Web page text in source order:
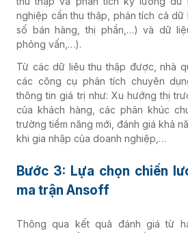
nghiệp cần thu thập, phân tích cả
số bán hàng, thị phần,…) và dữ
phỏng vấn,…).
Từ các dữ liệu thu thập được, nhà
các công cụ phân tích chuyên
thông tin giá trị như: Xu hướng thị
của khách hàng, các phân khúc
trường tiềm năng mới, đánh giá khả
khi gia nhập của doanh nghiệp,…
Bước 3: Lựa chọn chiến
ma trận Ansoff
Thông qua kết quả đánh giá từ